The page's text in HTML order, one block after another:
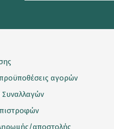
αγορών
αποστολής